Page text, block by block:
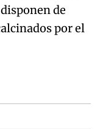
de
por el